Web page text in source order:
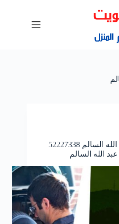
رقم خدمة بنشر ضاحية عبد الله السالم 52227338
الله السالم